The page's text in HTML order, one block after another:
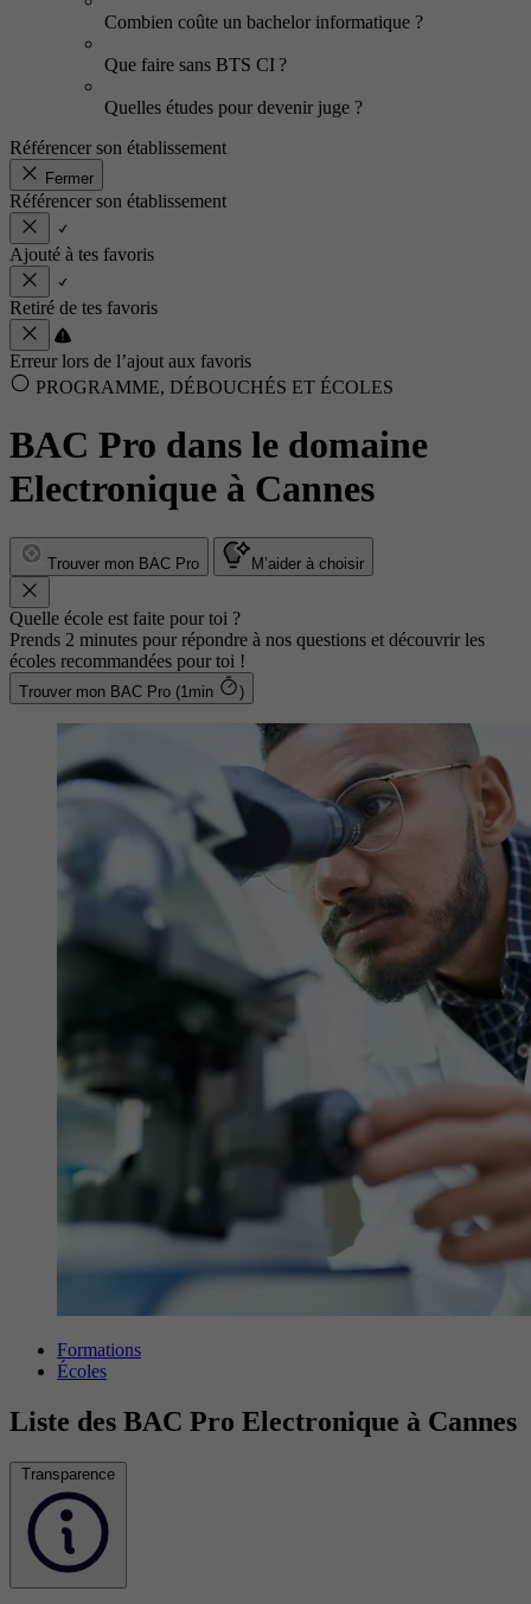
Combien coûte un bachelor informatique ?
Que faire sans BTS CI ?
Quelles études pour devenir juge ?
Référencer son établissement
Fermer
Référencer son établissement
Ajouté à tes favoris
Retiré de tes favoris
Erreur lors de l’ajout aux favoris
PROGRAMME, DÉBOUCHÉS ET ÉCOLES
BAC Pro dans le domaine
Electronique à Cannes
Trouver mon BAC Pro M’aider à choisir
Quelle école est faite pour toi ?
Prends 2 minutes pour répondre à nos questions et découvrir les
écoles recommandées pour toi !
Trouver mon BAC Pro (1min )
Formations
Écoles
Liste des BAC Pro Electronique à Cannes
Transparence